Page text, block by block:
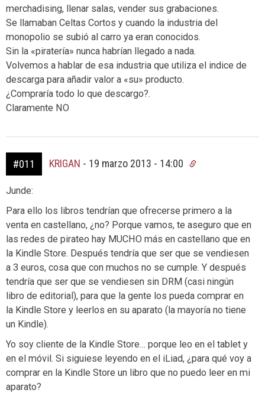
merchadising, llenar salas, vender sus grabaciones.
Se llamaban Celtas Cortos y cuando la industria del
monopolio se subió al carro ya eran conocidos.
Sin la «piratería» nunca habrían llegado a nada.
Volvemos a hablar de esa industria que utiliza el indice de
descarga para añadir valor a «su» producto.
¿Compraría todo lo que descargo?.
Claramente NO
#011 KRIGAN - 19 marzo 2013 - 14:00
Junde:
Para ello los libros tendrían que ofrecerse primero a la
venta en castellano, ¿no? Porque vamos, te aseguro que en
las redes de pirateo hay MUCHO más en castellano que en
la Kindle Store. Después tendría que ser que se vendiesen
a 3 euros, cosa que con muchos no se cumple. Y después
tendría que ser que se vendiesen sin DRM (casi ningún
libro de editorial), para que la gente los pueda comprar en
la Kindle Store y leerlos en su aparato (la mayoría no tiene
un Kindle).
Yo soy cliente de la Kindle Store… porque leo en el tablet y
en el móvil. Si siguiese leyendo en el iLiad, ¿para qué voy a
comprar en la Kindle Store un libro que no puedo leer en mi
aparato?